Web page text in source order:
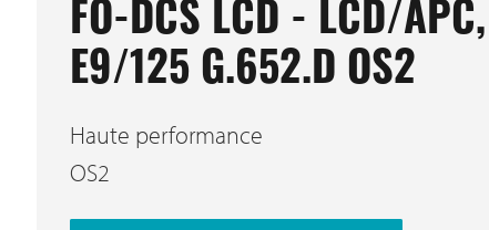
FO-DCS LCD - LCD/APC,
E9/125 G.652.D OS2
Haute performance
OS2